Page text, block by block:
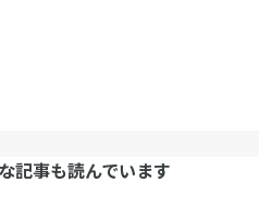
記事も読んでいます